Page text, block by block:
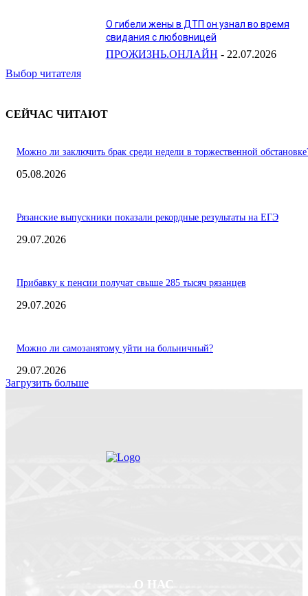
Выбор читателя
О гибели жены в ДТП он узнал во время
свидания с любовницей
ПРОЖИЗНЬ.ОНЛАЙН - 22.07.2026
СЕЙЧАС ЧИТАЮТ
Можно ли заключить брак среди недели в торжественной
05.08.2026
Рязанские выпускники показали рекордные результаты на ЕГЭ
29.07.2026
Прибавку к пенсии получат свыше 285 тысяч рязанцев
29.07.2026
Можно ли самозанятому уйти на больничный?
29.07.2026
Загрузить больше
О НАС